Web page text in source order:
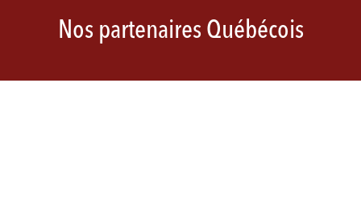
Nos partenaires Québécois